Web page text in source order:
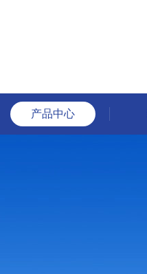
产品中心